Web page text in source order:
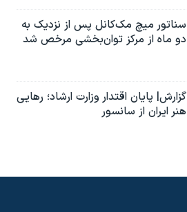
سناتور میچ مک‌کانل پس از نزدیک به
دو ماه از مرکز توان‌بخشی مرخص شد
گزارش| پایان اقتدار وزارت ارشاد؛ رهایی
هنر ایران از سانسور